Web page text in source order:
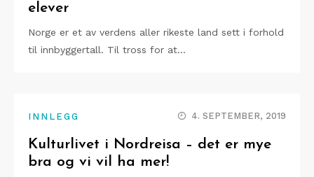
elever
Norge er et av verdens aller rikeste land sett i forhold
til innbyggertall. Til tross for at…
INNLEGG 4. SEPTEMBER, 2019
Kulturlivet i Nordreisa – det er mye
bra og vi vil ha mer!